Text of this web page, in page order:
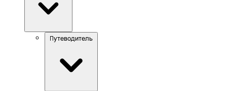
Путеводитель